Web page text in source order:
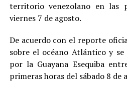
territorio venezolano en las
viernes 7 de agosto.
De acuerdo con el reporte
sobre el océano Atlántico y
por la Guayana Esequiba
primeras horas del sábado 8 de